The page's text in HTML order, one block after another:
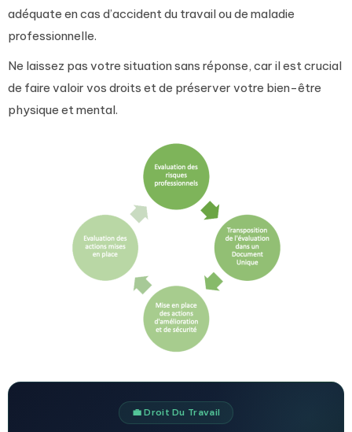
adéquate en cas d’accident du travail ou de maladie
professionnelle.
Ne laissez pas votre situation sans réponse, car il est crucial
de faire valoir vos droits et de préserver votre bien-être
physique et mental.
💼 Droit Du Travail